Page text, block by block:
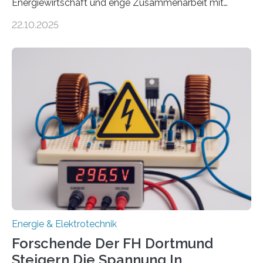
Energiewirtschaft und enge Zusammenarbeit mit
neuen EU-geförderten Transfer-Projekte zu
Energietechnologien werden vom Europäischen
Sozialfonds Plus (ESF+) gefördert – mit einer
Gesamtsumme von mehr als zwei Millionen Euro.
Damit zählt die Hochschule zu den großen
Gewinnerinnen der aktuellen Förderrunde des
Bayerischen Wissenschaftsministeriums. Im
Mittelpunkt steht der direkte Wissenstransfer: Neue
wissenschaftliche Erkenntnisse sollen rasch in die
22.10.2025
Energie & Elektrotechnik
Forschende Der FH Dortmund
Steigern Die Spannung In